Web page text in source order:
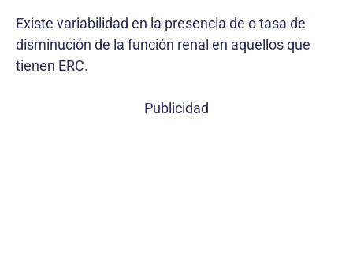
Existe variabilidad en la presencia de o tasa de
disminución de la función renal en aquellos que
tienen ERC.
Publicidad